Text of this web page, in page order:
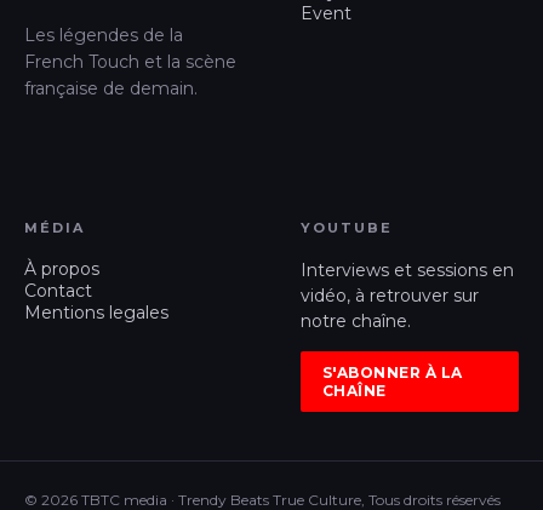
Les légendes de la
French Touch et la scène
française de demain.
Event
MÉDIA
À propos
Contact
Mentions legales
YOUTUBE
Interviews et sessions en
vidéo, à retrouver sur
notre chaîne.
S'ABONNER À LA
CHAÎNE
© 2026 TBTC media · Trendy Beats True Culture, Tous droits réservés